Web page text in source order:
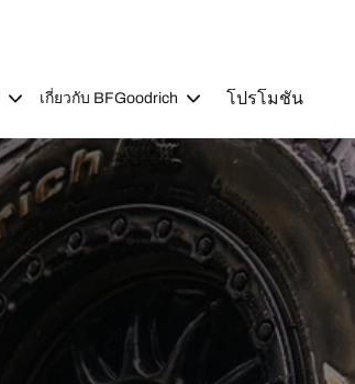
เกี่ยวกับ BFGoodrich โปรโมชัน